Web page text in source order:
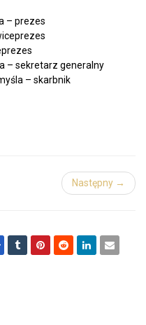
– prezes
– sekretarz generalny
– skarbnik
Następny →